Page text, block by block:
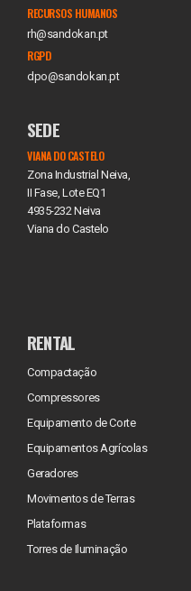
RECURSOS HUMANOS
rh@sandokan.pt
RGPD
dpo@sandokan.pt
SEDE
VIANA DO CASTELO
Zona Industrial Neiva,
II Fase, Lote EQ1
4935-232 Neiva
Viana do Castelo
RENTAL
Compactação
Compressores
Equipamento de Corte
Equipamentos Agrícolas
Geradores
Movimentos de Terras
Plataformas
Torres de Iluminação